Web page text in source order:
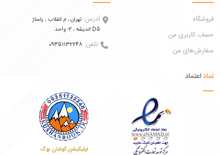
کاربری من
من
آدرس:تهران ، م انقلاب ، پاساژ
تلفن:09351132248
اپلیکیشن کوشان بوک